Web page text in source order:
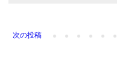
次の投稿